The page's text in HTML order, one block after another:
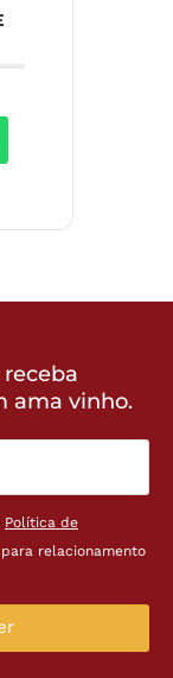
ama vinho.
Política de
relacionamento